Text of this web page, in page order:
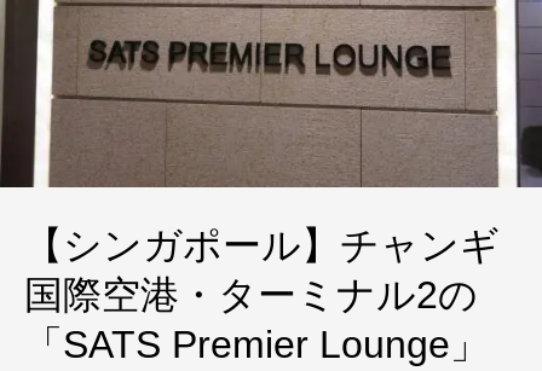
【シンガポール】チャンギ
国際空港・ターミナル2の
「SATS Premier Lounge」